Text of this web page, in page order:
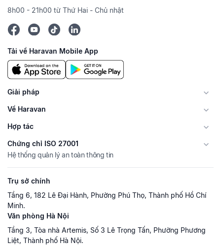
8h00 - 21h00 từ Thứ Hai - Chủ nhật
Tải về Haravan Mobile App
Giải pháp
Về Haravan
Hợp tác
Chứng chỉ ISO 27001
Hệ thống quản lý an toàn thông tin
Trụ sở chính
Tầng 6, 182 Lê Đại Hành, Phường Phú Thọ, Thành phố Hồ Chí
Minh.
Văn phòng Hà Nội
Tầng 3, Tòa nhà Artemis, Số 3 Lê Trọng Tấn, Phường Phương
Liệt, Thành phố Hà Nội.